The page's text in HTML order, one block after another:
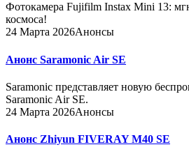
Фотокамера Fujifilm Instax Mini 13:
космоса!
24 Марта 2026Анонсы
Анонс Saramonic Air SE
Saramonic представляет новую
Saramonic Air SE.
24 Марта 2026Анонсы
Анонс Zhiyun FIVERAY M40 SE